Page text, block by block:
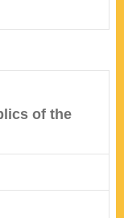
of the